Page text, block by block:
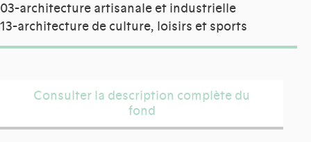
03-architecture artisanale et industrielle
13-architecture de culture, loisirs et sports
Consulter la description complète du
fond